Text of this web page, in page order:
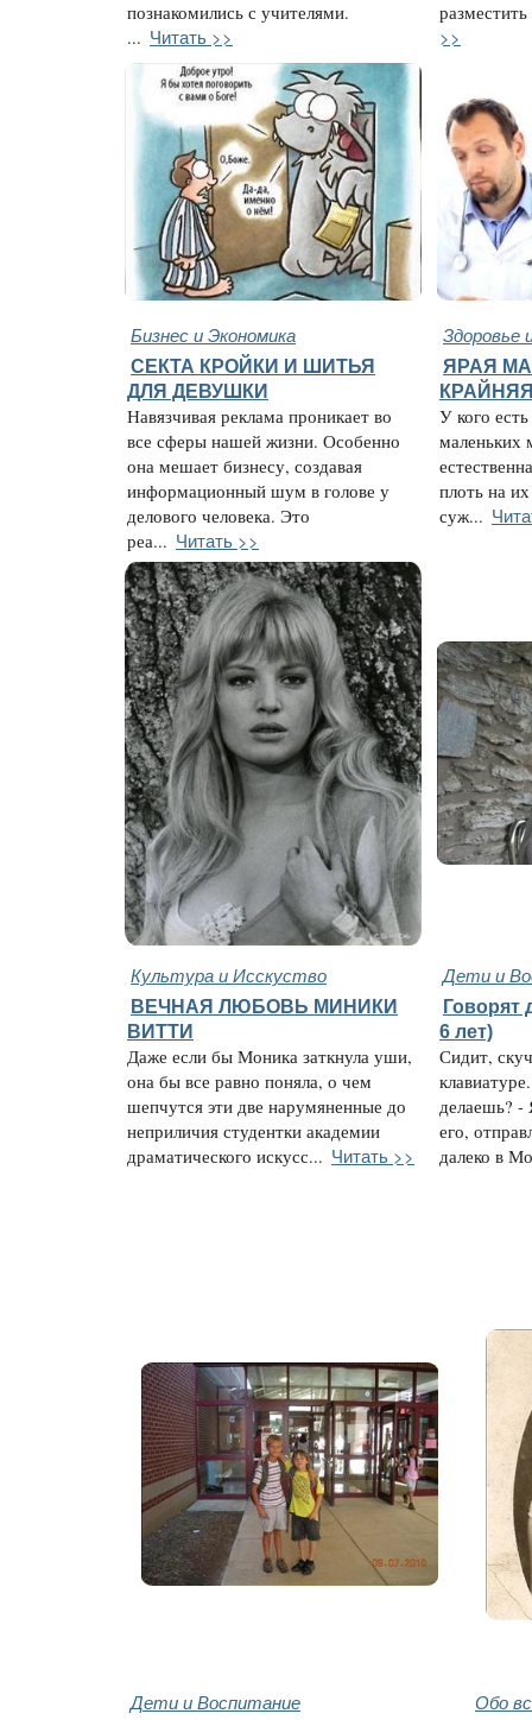
познакомились с учителями.
... Читать >> >>
Бизнес и Экономика Здоровье
СЕКТА КРОЙКИ И ШИТЬЯ
ДЛЯ ДЕВУШКИ
Навязчивая реклама проникает во
все сферы нашей жизни. Особенно
она мешает бизнесу, создавая
информационный шум в голове у
делового человека. Это
реа... Читать >>
ЯРАЯ
У кого
маленьких
плоть на
суж...
Культура и Исскуство Дети и
ВЕЧНАЯ ЛЮБОВЬ МИНИКИ
ВИТТИ
Даже если бы Моника заткнула уши,
она бы все равно поняла, о чем
шепчутся эти две нарумяненные до
неприличия студентки академии
драматического искусс... Читать >>
Говорят
6 лет)
Сидит,
делаешь?
его,
далеко в
Дети и Воспитание Обо